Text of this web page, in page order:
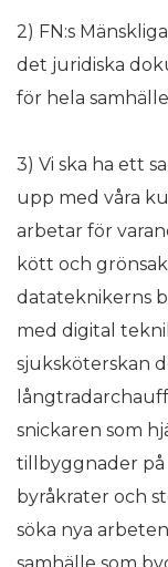
2) FN:s
det juridiska
för hela
3) Vi ska ha ett
upp med våra
arbetar för
kött och
datateknikerns
med digital
sjuksköterskan
snickaren som
tillbyggnader på
byråkrater och
söka nya